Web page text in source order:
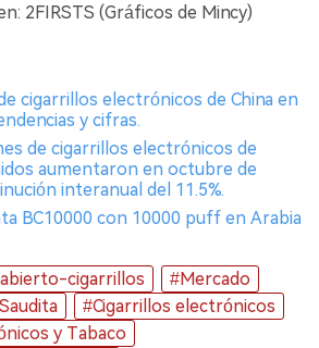
2FIRSTS (Gráficos de Mincy)
cigarrillos electrónicos de China en
y cifras.
de cigarrillos electrónicos de
aumentaron en octubre de
interanual del 11.5%.
BC10000 con 10000 puff en Arabia
cigarrillos
#Mercado
#Cigarrillos electrónicos
y Tabaco